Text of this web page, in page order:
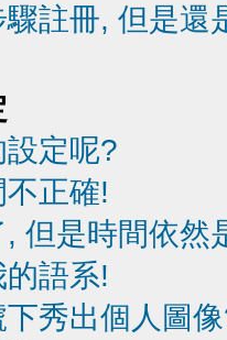
註冊, 但是還
定呢?
正確!
但是時間依然
語系!
秀出個人圖